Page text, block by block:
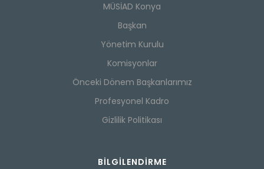
MÜSİAD Konya
Başkan
Yönetim Kurulu
Komisyonlar
Önceki Dönem Başkanlarımız
Profesyonel Kadro
Gizlilik Politikası
BILGILENDIRME